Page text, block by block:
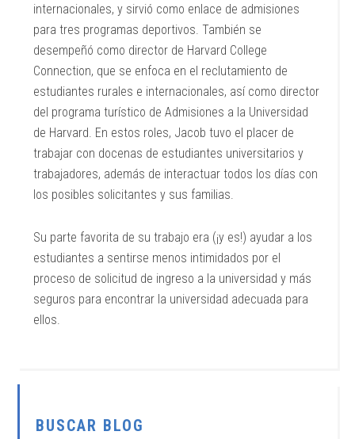
internacionales, y sirvió como enlace de admisiones
para tres programas deportivos. También se
desempeñó como director de Harvard College
Connection, que se enfoca en el reclutamiento de
estudiantes rurales e internacionales, así como director
del programa turístico de Admisiones a la Universidad
de Harvard. En estos roles, Jacob tuvo el placer de
trabajar con docenas de estudiantes universitarios y
trabajadores, además de interactuar todos los días con
los posibles solicitantes y sus familias.
Su parte favorita de su trabajo era (¡y es!) ayudar a los
estudiantes a sentirse menos intimidados por el
proceso de solicitud de ingreso a la universidad y más
seguros para encontrar la universidad adecuada para
ellos.
BUSCAR BLOG